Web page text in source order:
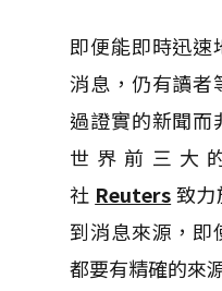
即便能即時迅速
消息，仍有讀者
過證實的新聞而
世界前三大
社 Reuters致力
到消息來源，即
都要有精確的來